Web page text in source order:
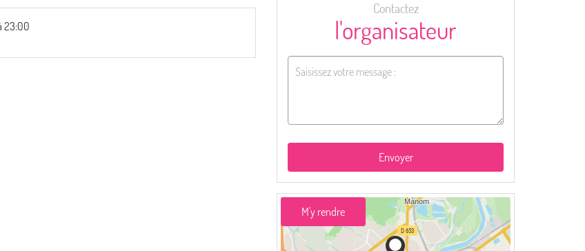
23:00
Contactez
l'organisateur
Envoyer
M'y rendre